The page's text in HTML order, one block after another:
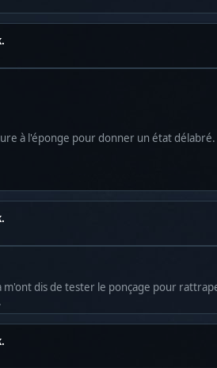
à l'éponge pour donner un état délabré.
m'ont dis de tester le ponçage pour